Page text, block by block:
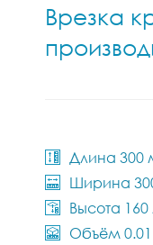
Врезка
Длина 300
Ширина
Высота
Объём